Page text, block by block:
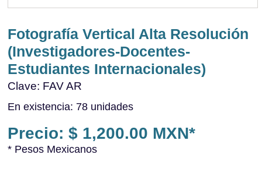
Fotografía Vertical Alta Resolución
(Investigadores-Docentes-
Estudiantes Internacionales)
Clave: FAV AR
En existencia: 78 unidades
Precio: $ 1,200.00 MXN*
* Pesos Mexicanos